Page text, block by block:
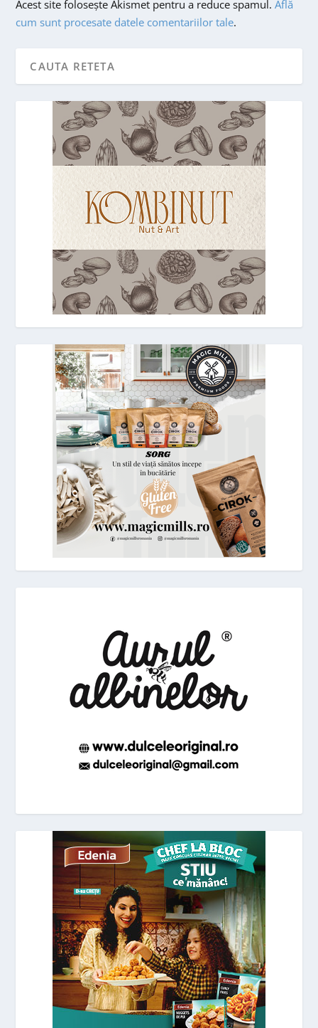
Acest site folosește Akismet pentru a reduce spamul.Află
cum sunt procesate datele comentariilor tale.